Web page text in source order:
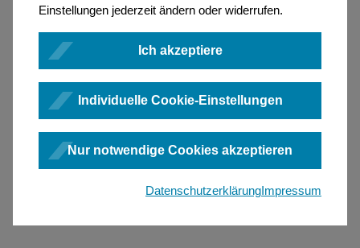
Einstellungen jederzeit ändern oder widerrufen.
Ich akzeptiere
Individuelle Cookie-Einstellungen
Nur notwendige Cookies akzeptieren
DatenschutzerklärungImpressum